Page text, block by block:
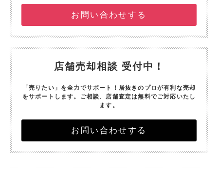
お問い合わせする
店舗売却相談 受付中！
「売りたい」を全力でサポート！ 居抜きのプロが有利な売却
をサポートします。 ご相談、店舗査定は無料でご対応いたし
ます。
お問い合わせする